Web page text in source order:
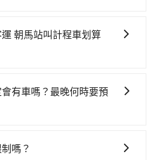
是你當天就要來回，那在彰化
該是你最便宜選擇。註冊完
金額差異來自於平假日、車款
原路返回），雖已將eTag和可
Yaris、Prius C、Vios這類乘
朝馬站叫計程車划算
如果在路邊攔不到車，也可考
近的計程車隊，如彰化花壇兆
為雙北的3.7%，也就是說要臨
有車嗎？最晚何時要預
下車地點或地址，三秒內即可
嗎？